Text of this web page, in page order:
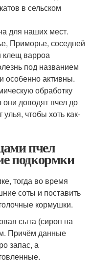
в сельском
для наших мест.
Приморье, соседней
клещ варроа
под названием
особенно активны.
обработку
они доводят пчел до
улья, чтобы хоть как-
пчел
подкормки
тогда во время
соты и поставить
кормушки.
сыта (сироп на
Причём данные
запас, а